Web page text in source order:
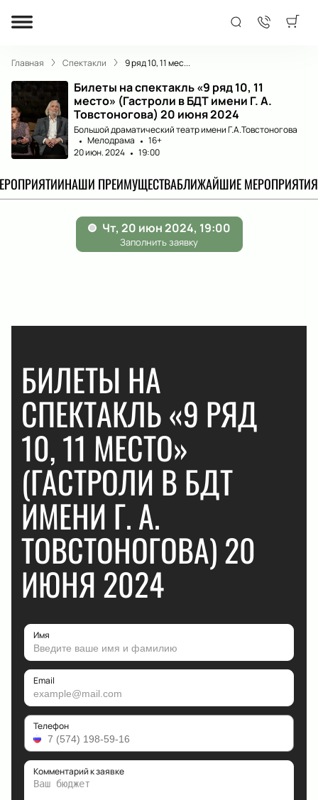
Главная Спектакли 9 ряд 10, 11 мес...
Билеты на спектакль «9 ряд 10, 11
место» (Гастроли в БДТ имени Г. А.
Товстоногова) 20 июня 2024
Большой драматический театр имени Г.А.Товстоногова
Мелодрама
16+
20 июн. 2024
19:00
НАШИ ПРЕИМУЩЕСТВАБЛИЖАЙШИЕ МЕРОПРИЯТИЯ
БИЛЕТЫ НА
СПЕКТАКЛЬ «9 РЯД
10, 11 МЕСТО»
(ГАСТРОЛИ В БДТ
ИМЕНИ Г. А.
ТОВСТОНОГОВА) 20
ИЮНЯ 2024
Имя
Email
Телефон
Комментарий к заявке